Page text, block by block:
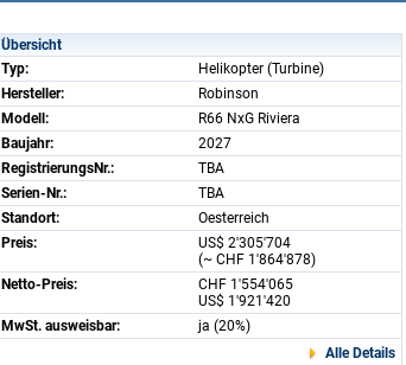
Übersicht
Typ:
Helikopter (Turbine)
Hersteller:
Robinson
Modell:
R66 NxG Riviera
Baujahr:
2027
RegistrierungsNr.:
TBA
Serien-Nr.:
TBA
Standort:
Oesterreich
Preis:
US$ 2'305'704
(~ CHF 1'864'878)
Netto-Preis:
CHF 1'554'065
US$ 1'921'420
MwSt. ausweisbar:
ja (20%)
Alle Details